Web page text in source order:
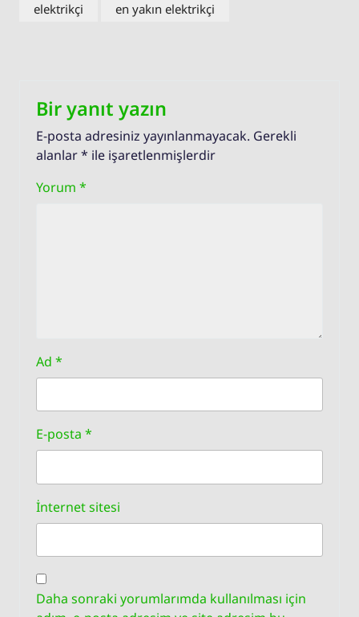
elektrikçi
en yakın elektrikçi
Bir yanıt yazın
E-posta adresiniz yayınlanmayacak. Gerekli
alanlar* ile işaretlenmişlerdir
Yorum *
Ad *
E-posta *
İnternet sitesi
Daha sonraki yorumlarımda kullanılması için